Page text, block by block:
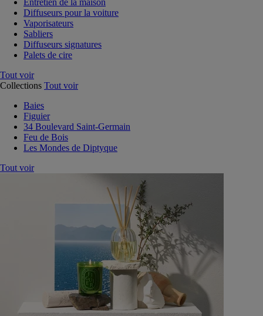
Diffuseurs pour la voiture
Vaporisateurs
Sabliers
Diffuseurs signatures
Palets de cire
Tout voir
Collections Tout voir
Baies
Figuier
34 Boulevard Saint-Germain
Feu de Bois
Les Mondes de Diptyque
Tout voir